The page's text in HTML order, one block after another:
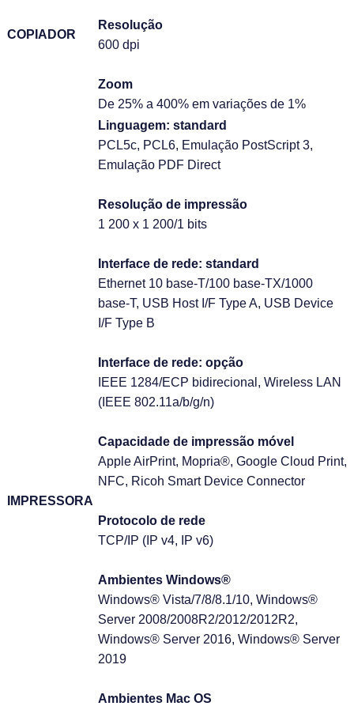
COPIADOR
Resolução
600 dpi
Zoom
De 25% a 400% em variações de 1%
IMPRESSORA
Linguagem: standard
PCL5c, PCL6, Emulação PostScript 3,
Emulação PDF Direct
Resolução de impressão
1 200 x 1 200/1 bits
Interface de rede: standard
Ethernet 10 base-T/100 base-TX/1000
base-T, USB Host I/F Type A, USB Device
I/F Type B
Interface de rede: opção
IEEE 1284/ECP bidirecional, Wireless LAN
(IEEE 802.11a/b/g/n)
Capacidade de impressão móvel
Apple AirPrint, Mopria®, Google Cloud Print,
NFC, Ricoh Smart Device Connector
Protocolo de rede
TCP/IP (IP v4, IP v6)
Ambientes Windows®
Windows® Vista/7/8/8.1/10, Windows®
Server 2008/2008R2/2012/2012R2,
Windows® Server 2016, Windows® Server
2019
Ambientes Mac OS